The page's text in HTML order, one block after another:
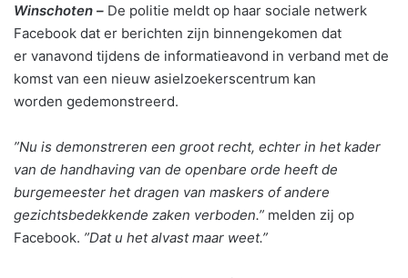
Winschoten – De politie meldt op haar sociale netwerk
Facebook dat er berichten zijn binnengekomen dat
er vanavond tijdens de informatieavond in verband met de
komst van een nieuw asielzoekerscentrum kan
worden gedemonstreerd.
”Nu is demonstreren een groot recht, echter in het kader
van de handhaving van de openbare orde heeft de
burgemeester het dragen van maskers of andere
gezichtsbedekkende zaken verboden.” melden zij op
Facebook. ”Dat u het alvast maar weet.”